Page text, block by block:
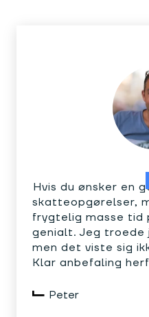
Hvis du ønsker en
skatteopgørelser,
frygtelig masse tid
genialt. Jeg troede
men det viste sig
Klar anbefaling
Peter